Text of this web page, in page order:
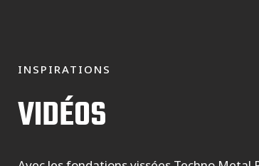
INSPIRATIONS
VIDÉOS